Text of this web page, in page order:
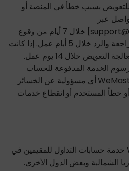
بسبب خطأ في المنصة أو
عبر
[support@wemastertrade.com] خلال 7 أيام من وقوع
الحادث. سيقوم فريقنا بالمراجعة والرد خلال 5 أيام عمل. إذا كانت
الشكوى صحيحة، فستتم معالجة التعويض خلال 14 يوم عمل.
الخدمة المدفوعة للحساب
المتأثر. لا تتحمل WeMasterTrade أي مسؤولية عن الخسائر
خطأ المستخدم أو انقطاع خدمات
لا تقدم WeMasterTrade خدمة حسابات التداول للمقيمين في
الشمالية وبعض الدول الأخرى.